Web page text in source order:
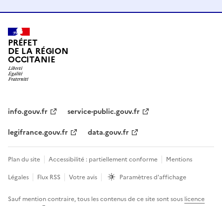
PRÉFET
DE LA RÉGION
OCCITANIE
info.gouv.fr
service-public.gouv.fr
legifrance.gouv.fr
data.gouv.fr
Plan du site Accessibilité : partiellement conforme
Mentions
Légales
Flux RSS Votre avis Paramètres d'affichage
Sauf mention contraire, tous les contenus de ce site sont sous licence